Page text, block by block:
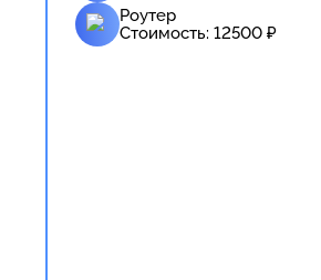
Роутер
Стоимость: 12500 ₽